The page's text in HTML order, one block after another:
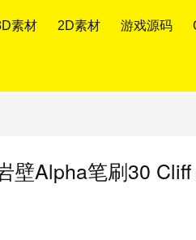
素材 2D素材 游戏源码
壁Alpha笔刷30